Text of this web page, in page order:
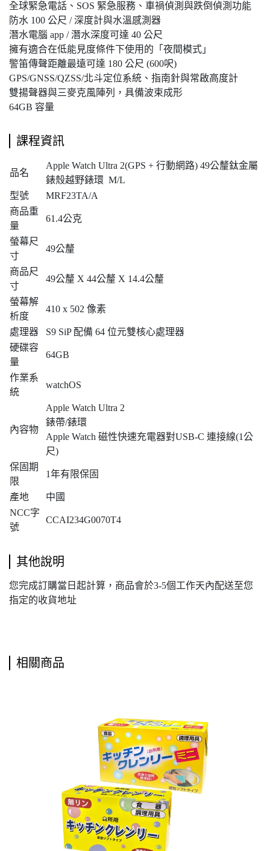
全球緊急電話、SOS 緊急服務、車禍偵測與跌倒偵測功能
防水 100 公尺 / 深度計與水溫感測器
潛水電腦 app / 潛水深度可達 40 公尺
擁有適合在低能見度條件下使用的「夜間模式」
警笛傳聲距離最遠可達 180 公尺 (600呎)
GPS/GNSS/QZSS/北斗定位系統、指南針與常啟高度計
雙揚聲器與三麥克風陣列，具備波束成形
64GB 容量
課程資訊
品名
Apple Watch Ultra 2(GPS + 行動網路) 49公釐鈦金屬
錶殼越野錶環 M/L
型號
MRF23TA/A
商品重
量
61.4公克
螢幕尺
寸
49公釐
商品尺
寸
49公釐 X 44公釐 X 14.4公釐
螢幕解
析度
410 x 502 像素
處理器
S9 SiP 配備 64 位元雙核心處理器
硬碟容
量
64GB
作業系
統
watchOS
內容物
Apple Watch Ultra 2
錶帶/錶環
Apple Watch 磁性快速充電器對USB-C 連接線(1公
尺)
保固期
限
1年有限保固
產地
中國
NCC字
號
CCAI234G0070T4
其他說明
您完成訂購當日起計算，商品會於3-5個工作天內配送至您
指定的收貨地址
相關商品